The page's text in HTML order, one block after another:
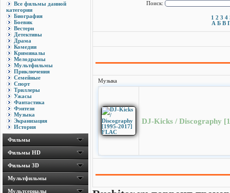
Все фильмы данной
категории
Биография
Боевик
Вестерн
Детективы
Драма
Комедии
Криминалы
Мелодрамы
Мультфильмы
Приключения
Семейные
Спорт
Триллеры
Ужасы
Фантастика
Фэнтези
Музыка
Экранизация
История
Фильмы
Фильмы HD
Фильмы 3D
Мультфильмы
Мультсериалы
Поиск:
1 2 3 4
А Б В
Музыка
DJ-Kicks / Discography